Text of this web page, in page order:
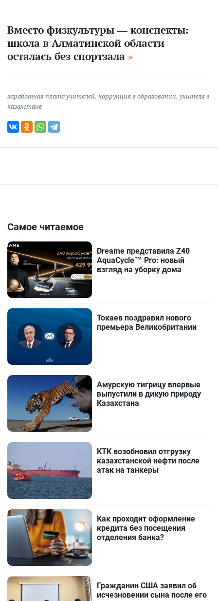
Вместо физкультуры — конспекты:
школа в Алматинской области
осталась без спортзала
заработная плата учителей, коррупция в образовании, учителя в
казахстане
Самое читаемое
Dreame представила Z40
AquaCycle™ Pro: новый
взгляд на уборку дома
Токаев поздравил нового
премьера Великобритании
Амурскую тигрицу впервые
выпустили в дикую природу
Казахстана
КТК возобновил отгрузку
казахстанской нефти после
атак на танкеры
Как проходит оформление
кредита без посещения
отделения банка?
Гражданин США заявил об
исчезновении сына после его